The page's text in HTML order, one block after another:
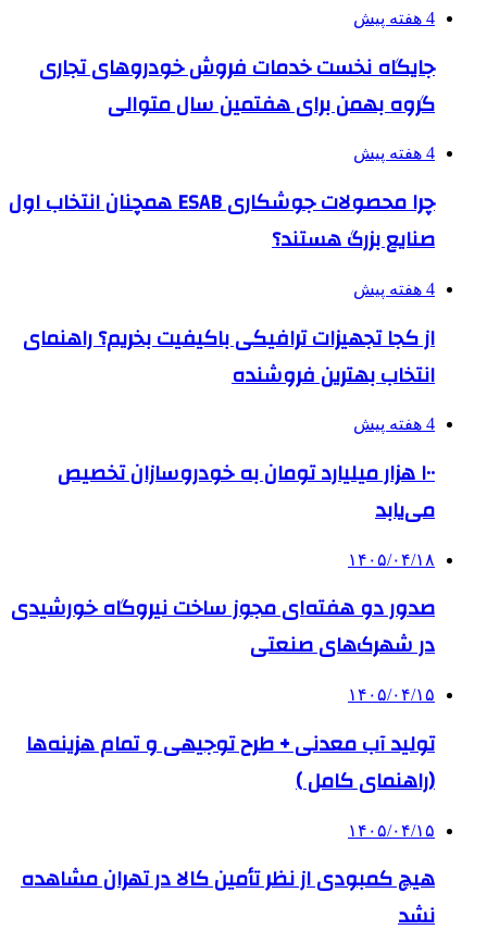
4 هفته پیش
جایگاه نخست خدمات فروش خودروهای تجاری
گروه بهمن برای هفتمین سال متوالی
4 هفته پیش
چرا محصولات جوشکاری ESAB همچنان انتخاب اول
صنایع بزرگ هستند؟
4 هفته پیش
از کجا تجهیزات ترافیکی باکیفیت بخریم؟ راهنمای
انتخاب بهترین فروشنده
4 هفته پیش
۱۰۰ هزار میلیارد تومان به خودروسازان تخصیص
می‌یابد
۱۴۰۵/۰۴/۱۸
صدور دو هفته‌ای مجوز ساخت نیروگاه خورشیدی
در شهرک‌های صنعتی
۱۴۰۵/۰۴/۱۵
تولید آب معدنی + طرح توجیهی و تمام هزینه‌ها
(راهنمای کامل )
۱۴۰۵/۰۴/۱۵
هیچ کمبودی از نظر تأمین کالا در تهران مشاهده
نشد